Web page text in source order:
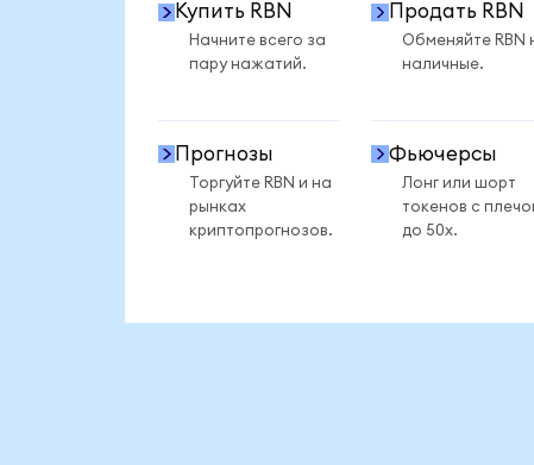
Купить RBN
Начните всего за
пару нажатий.
Продать RBN
Обменяйте RBN
наличные.
Прогнозы
Торгуйте RBN и на
рынках
криптопрогнозов.
Фьючерсы
Лонг или шорт
токенов с
до 50x.